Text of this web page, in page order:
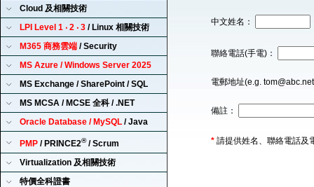
Cloud 及相關技術
LPI Level 1 ‧ 2 ‧ 3 / Linux 相關技術
M365 商務雲端 / Security
MS Azure / Windows Server 2025
MS Exchange / SharePoint / SQL
MS MCSA / MCSE 全科 / .NET
Oracle Database / MySQL / Java
PMP / PRINCE2®/ Scrum
Virtualization 及相關技術
特價全科證書
中文姓名：
聯絡電話(手電)：
電郵地址(e.g.
備註：
* 請提供姓名、聯絡電話及